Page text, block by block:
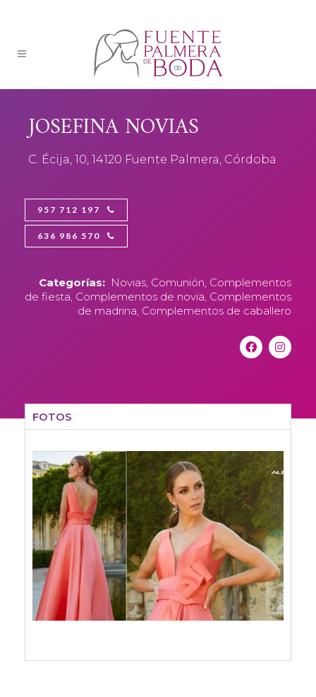
JOSEFINA NOVIAS
C. Écija, 10, 14120 Fuente Palmera, Córdoba
957 712 197
636 986 570
Categorías: Novias, Comunión, Complementos
de fiesta, Complementos de novia, Complementos
de madrina, Complementos de caballero
FOTOS